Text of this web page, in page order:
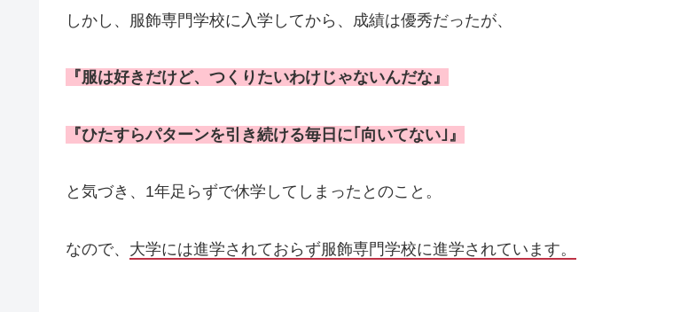
しかし、服飾専門学校に入学してから、成績は優秀だったが、
『服は好きだけど、つくりたいわけじゃないんだな』
『ひたすらパターンを引き続ける毎日に｢向いてない｣』
と気づき、1年足らずで休学してしまったとのこと。
なので、 大学には進学されておらず服飾専門学校に進学されています。